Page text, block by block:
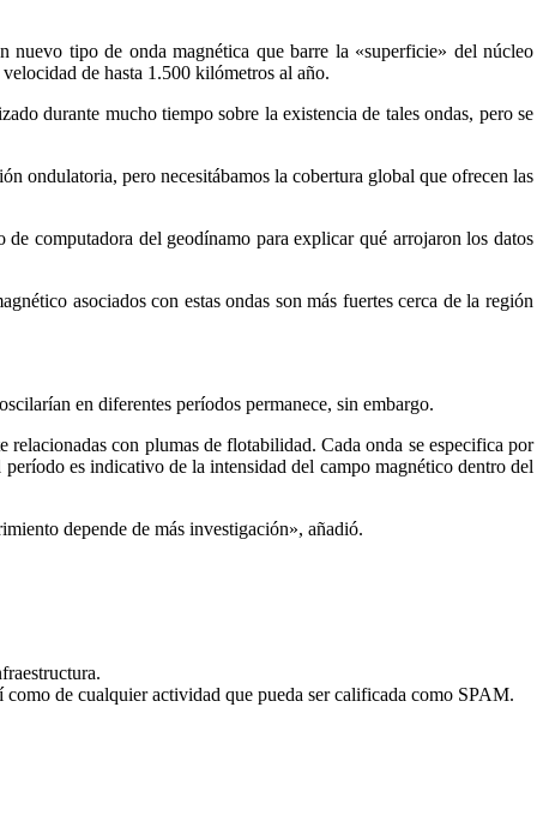
tipo de onda magnética que barre la «superficie» del núcleo
de hasta 1.500 kilómetros al año.
durante mucho tiempo sobre la existencia de tales ondas, pero se
ondulatoria, pero necesitábamos la cobertura global que ofrecen las
computadora del geodínamo para explicar qué arrojaron los datos
asociados con estas ondas son más fuertes cerca de la región
en diferentes períodos permanece, sin embargo.
relacionadas con plumas de flotabilidad. Cada onda se especifica por
es indicativo de la intensidad del campo magnético dentro del
depende de más investigación», añadió.
de cualquier actividad que pueda ser calificada como SPAM.